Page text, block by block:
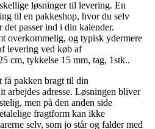
løsninger til levering. En
til en pakkeshop, hvor du selv
det passer ind i din kalender.
overkommelig, og typisk ydermere
levering ved køb af
cm, tykkelse 15 mm, tag, 1stk..
få pakken bragt til din
arbejdes adresse. Løsningen bliver
men på den anden side
fragtform kan ikke
selv, som jo står og falder med